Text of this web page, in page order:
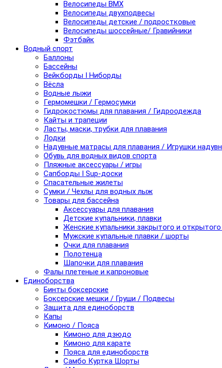
Велосипеды BMX
Велосипеды двухподвесы
Велосипеды детские / подростковые
Велосипеды шоссейные/ Гравийники
Фэтбайк
Водный спорт
Баллоны
Бассейны
Вейкборды I Ниборды
Вёсла
Водные лыжи
Гермомешки / Гермосумки
Гидрокостюмы для плавания / Гидроодежда
Кайты и трапеции
Ласты, маски, трубки для плавания
Лодки
Надувные матрасы для плавания / Игрушки
Обувь для водных видов спорта
Пляжные аксессуары / игры
Сапборды I Sup-доски
Спасательные жилеты
Сумки / Чехлы для водных лыж
Товары для бассейна
Аксессуары для плавания
Детские купальники, плавки
Женские купальники закрытого и
Мужские купальные плавки / шорты
Очки для плавания
Полотенца
Шапочки для плавания
Фалы плетеные и капроновые
Единоборства
Бинты боксерские
Боксерские мешки / Груши / Подвесы
Защита для единоборств
Капы
Кимоно / Пояса
Кимоно для дзюдо
Кимоно для карате
Пояса для единоборств
Самбо Куртка Шорты